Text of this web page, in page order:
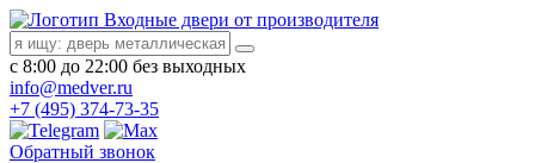
Входные двери от производителя
с 8:00 до 22:00 без выходных
info@medver.ru
+7 (495) 374-73-35
Обратный звонок